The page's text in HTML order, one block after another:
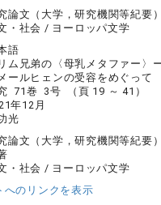
論文（大学，研究機関等紀要）
・社会 / ヨーロッパ文学
語
ム兄弟の〈母乳メタファー〉
ールヒェンの受容をめぐって
71巻 3号 （頁 19 ～ 41）
年12月
光
論文（大学，研究機関等紀要）
・社会 / ヨーロッパ文学
へのリンクを表示